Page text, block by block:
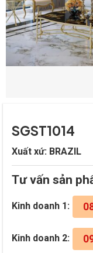
SGST1014
Xuất xứ: BRAZIL
Tư vấn sản
Kinh doanh 1:
Kinh doanh 2: